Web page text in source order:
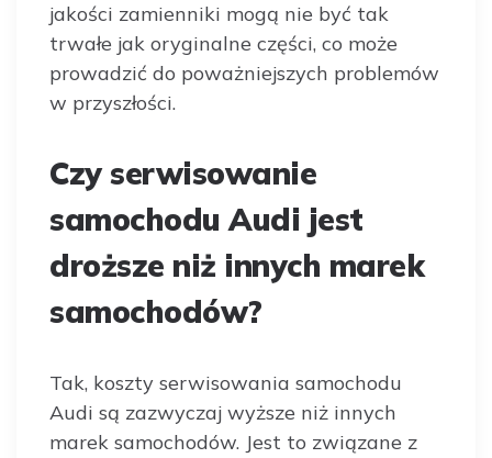
jakości zamienniki mogą nie być tak
trwałe jak oryginalne części, co może
prowadzić do poważniejszych problemów
w przyszłości.
Czy serwisowanie
samochodu Audi jest
droższe niż innych marek
samochodów?
Tak, koszty serwisowania samochodu
Audi są zazwyczaj wyższe niż innych
marek samochodów. Jest to związane z